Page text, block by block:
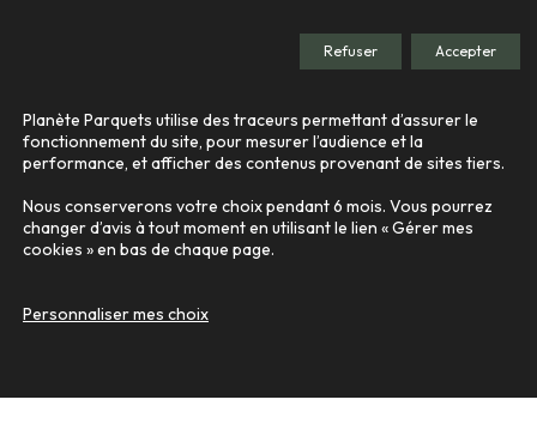
Le showroom
Nos engagements
Contact
Planète Parquets utilise des traceurs permettant d’assurer le
fonctionnement du site, pour mesurer l’audience et la
performance, et afficher des contenus provenant de sites tiers.
Nous conserverons votre choix pendant 6 mois. Vous pourrez
changer d’avis à tout moment en utilisant le lien « Gérer mes
cookies » en bas de chaque page.
Personnaliser mes choix
Accepter
Refuser